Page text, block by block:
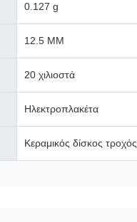
0.127 g
12.5 MM
20 χιλιοστά
Ηλεκτροπλακέτα
Κεραμικός δίσκος τροχός